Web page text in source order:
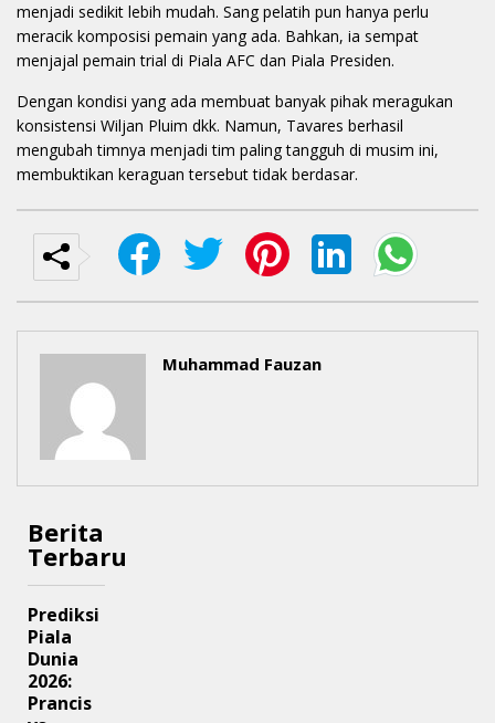
menjadi sedikit lebih mudah. Sang pelatih pun hanya perlu
meracik komposisi pemain yang ada. Bahkan, ia sempat
menjajal pemain trial di Piala AFC dan Piala Presiden.
Dengan kondisi yang ada membuat banyak pihak meragukan
konsistensi Wiljan Pluim dkk. Namun, Tavares berhasil
mengubah timnya menjadi tim paling tangguh di musim ini,
membuktikan keraguan tersebut tidak berdasar.
Muhammad Fauzan
Berita
Terbaru
Prediksi
Piala
Dunia
2026:
Prancis